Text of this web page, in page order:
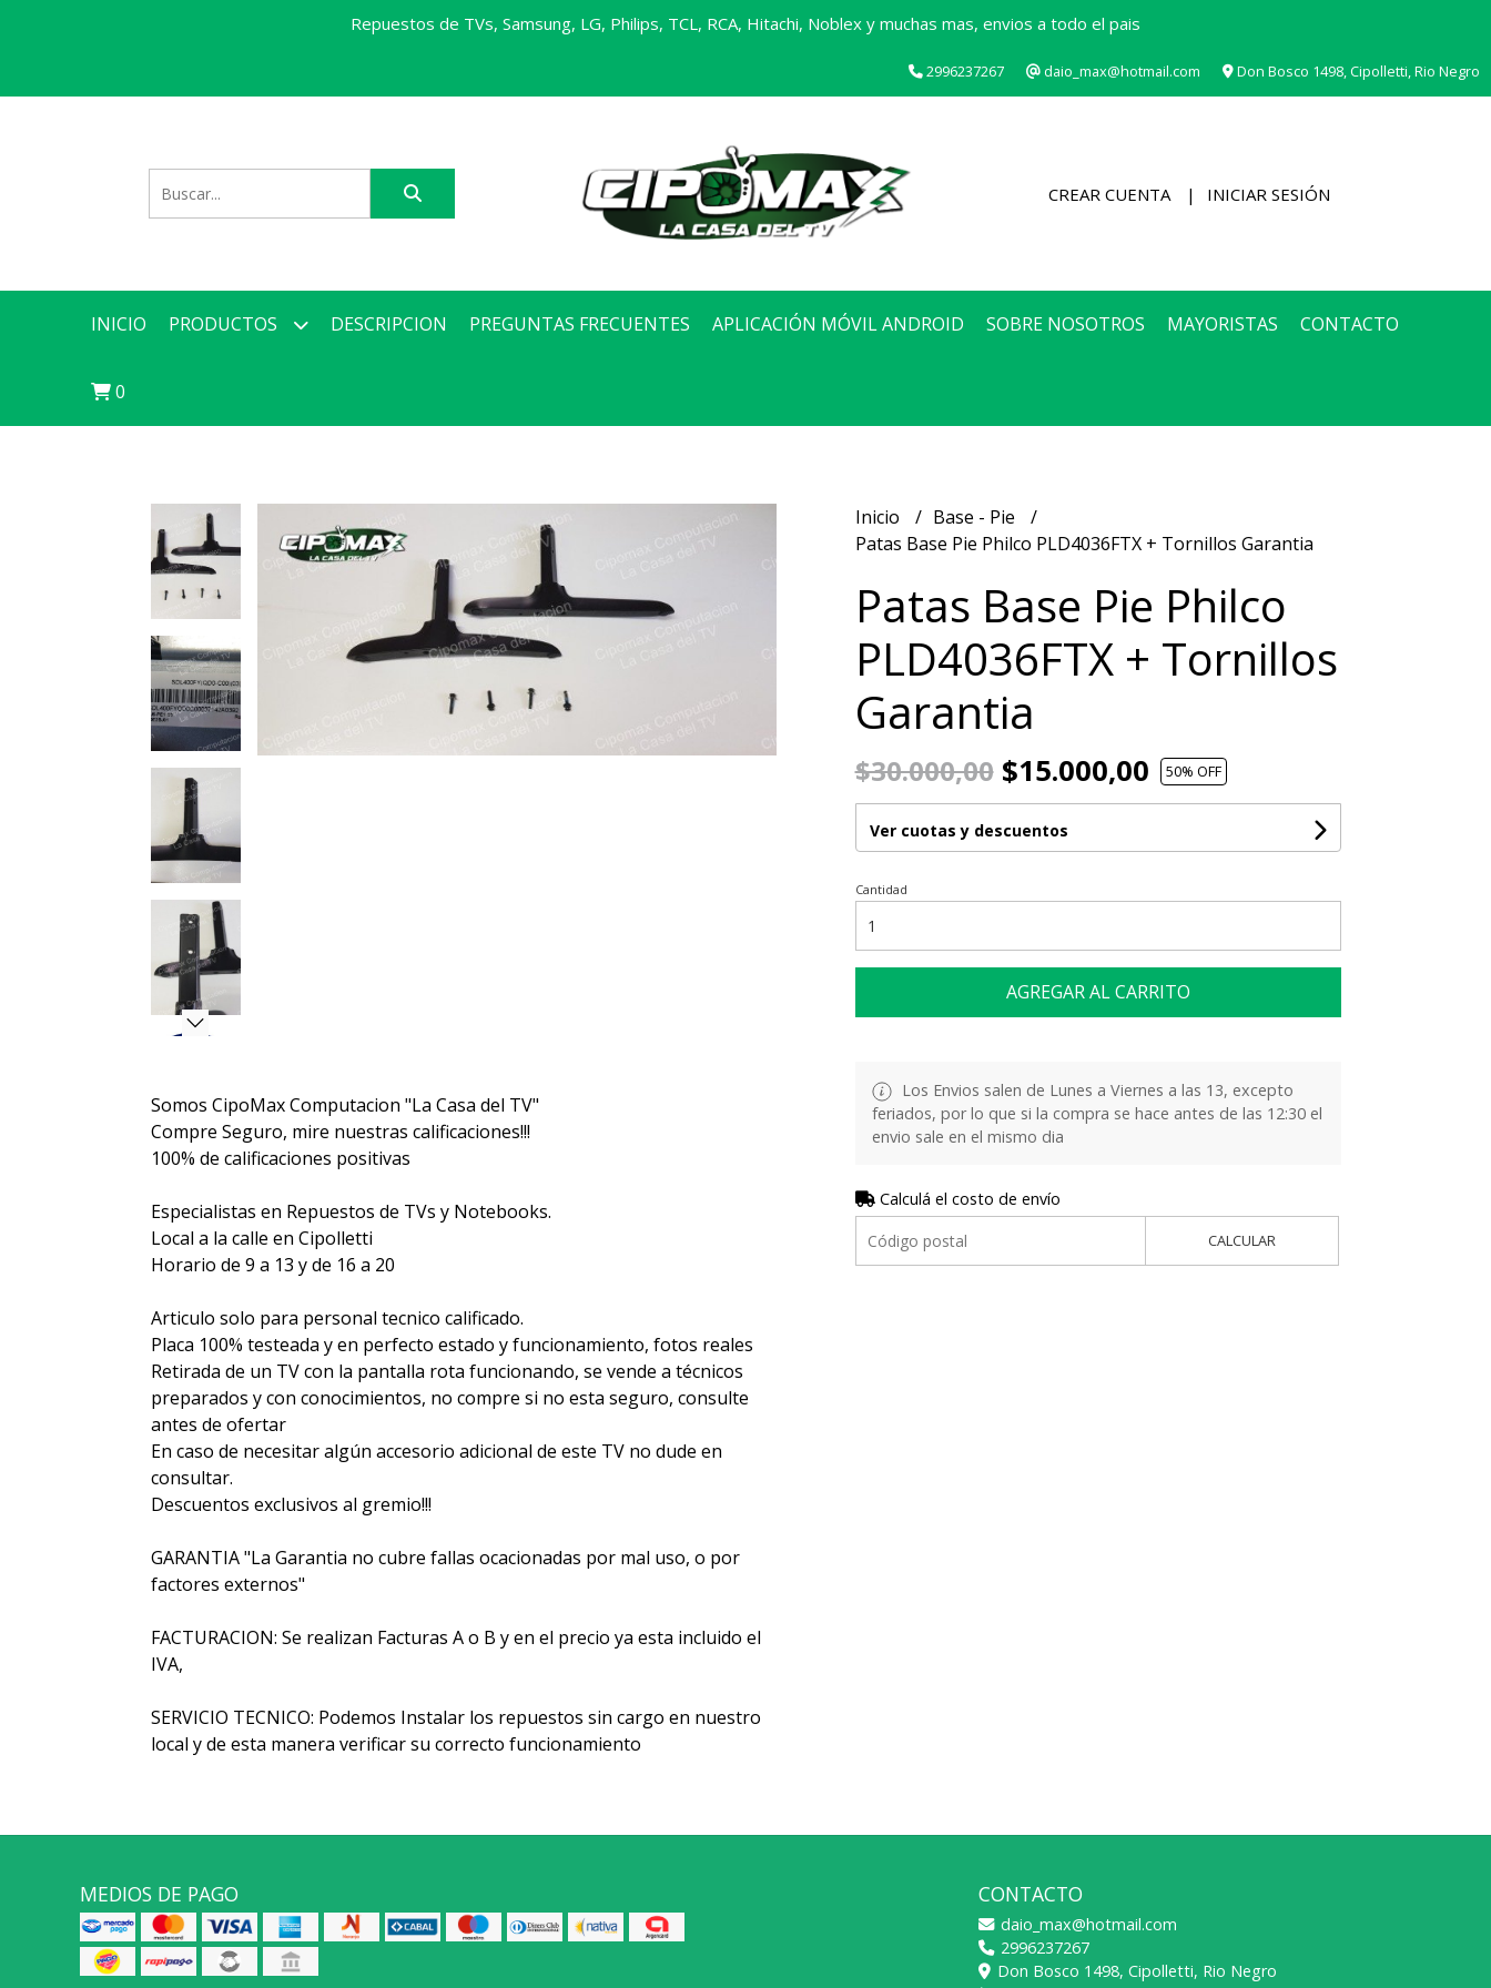
Repuestos de TVs, Samsung, LG, Philips, TCL, RCA, Hitachi, Noblex y muchas mas, envios a todo el pais
2996237267 daio_max@hotmail.com Don Bosco 1498, Cipolletti, Rio Negro
CREAR CUENTA INICIAR SESIÓN
INICIO PRODUCTOS DESCRIPCION PREGUNTAS FRECUENTES APLICACIÓN MÓVIL ANDROID SOBRE NOSOTROS MAYORISTAS CONTACTO
0
Somos CipoMax Computacion "La Casa del TV"
Compre Seguro, mire nuestras calificaciones!!!
100% de calificaciones positivas
Especialistas en Repuestos de TVs y Notebooks.
Local a la calle en Cipolletti
Horario de 9 a 13 y de 16 a 20
Articulo solo para personal tecnico calificado.
Placa 100% testeada y en perfecto estado y funcionamiento, fotos reales
Retirada de un TV con la pantalla rota funcionando, se vende a técnicos
preparados y con conocimientos, no compre si no esta seguro, consulte
antes de ofertar
En caso de necesitar algún accesorio adicional de este TV no dude en
consultar.
Descuentos exclusivos al gremio!!!
GARANTIA "La Garantia no cubre fallas ocacionadas por mal uso, o por
factores externos"
FACTURACION: Se realizan Facturas A o B y en el precio ya esta incluido el
IVA,
SERVICIO TECNICO: Podemos Instalar los repuestos sin cargo en nuestro
local y de esta manera verificar su correcto funcionamiento
Inicio
Base - Pie
Patas Base Pie Philco PLD4036FTX + Tornillos Garantia
Patas Base Pie Philco
PLD4036FTX + Tornillos
Garantia
$30.000,00$15.000,00 50% OFF
Ver cuotas y descuentos
Cantidad
AGREGAR AL CARRITO
Los Envios salen de Lunes a Viernes a las 13, excepto
feriados, por lo que si la compra se hace antes de las 12:30 el
envio sale en el mismo dia
Calculá el costo de envío
CALCULAR
MEDIOS DE PAGO CONTACTO
daio_max@hotmail.com
2996237267
Don Bosco 1498, Cipolletti, Rio Negro